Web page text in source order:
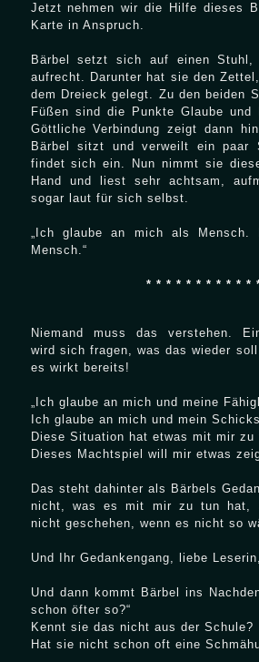
Jetzt nehmen wir die Hilfe dieses
Karte in Anspruch.
Bärbel setzt sich auf einen Stuhl,
aufrecht. Darunter hat sie den
dem Dreieck gelegt. Zu den beiden
Füßen sind die Punkte Glaube und
Göttliche Verbindung zeigt dann
Bärbel sitzt und verweilt ein paar
findet sich ein. Nun nimmt sie
Hand und liest sehr achtsam,
sogar laut für sich selbst.
„Ich glaube an mich als
Mensch.“
* * * * * * * * * * *
Niemand muss das verstehen.
wird sich fragen, was das wieder
es wirkt bereits!
„Ich glaube an mich und meine
Ich glaube an mich und mein
Diese Situation hat etwas mit mir zu
Dieses Machtspiel will mir etwas
Das steht dahinter als Bärbels
nicht, was es mit mir zu tun hat,
nicht geschehen, wenn es nicht so
Und Ihr Gedankengang, liebe
Und dann kommt Bärbel ins
schon öfter so?“
Kennt sie das nicht aus der Schule?
Hat sie nicht schon oft eine